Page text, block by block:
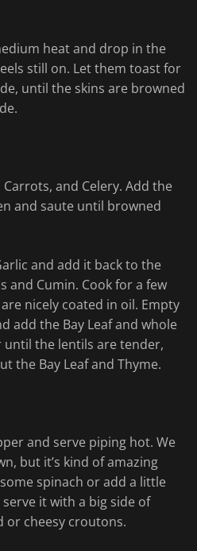
heat and drop in the
still on. Let them toast for
until the skins are browned
and Celery. Add the
and saute until browned
and add it back to the
and Cumin. Cook for a few
nicely coated in oil. Empty
add the Bay Leaf and whole
until the lentils are tender,
the Bay Leaf and Thyme.
and serve piping hot. We
but it’s kind of amazing
spinach or add a little
it with a big side of
or cheesy croutons.